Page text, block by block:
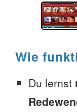
Wie
Du lernst